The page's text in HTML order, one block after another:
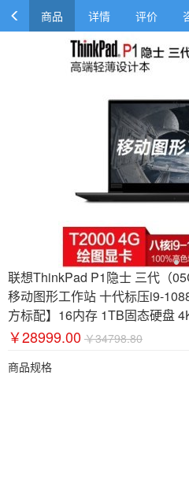
商品 详情 评价
联想ThinkPad P1隐士 三代（
移动图形工作站 十代标压i9-
方标配】16内存 1TB固态硬盘
￥28999.00 ￥34798.80
商品规格